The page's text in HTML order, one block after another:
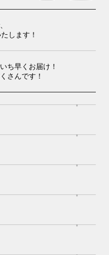
します！
ち早くお届け！
さんです！